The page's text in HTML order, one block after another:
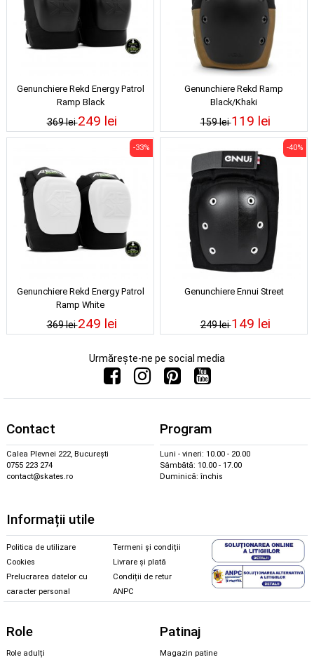
Genunchiere Rekd Energy Patrol
Ramp Black
369 lei249 lei
Genunchiere Rekd Ramp
Black/Khaki
159 lei119 lei
Genunchiere Rekd Energy Patrol
Ramp White
369 lei
-33%
249 lei
Genunchiere Ennui Street
249 lei
-40%
149 lei
Urmărește-ne pe social media
Contact
Calea Plevnei 222, București
0755 223 274
contact@skates.ro
Program
Luni - vineri: 10.00 - 20.00
Sâmbătă: 10.00 - 17.00
Duminică: închis
Informații utile
Politica de utilizare
Cookies
Prelucrarea datelor cu
caracter personal
Termeni și condiții
Livrare și plată
Condiții de retur
ANPC
Role
Role adulți
Patinaj
Magazin patine